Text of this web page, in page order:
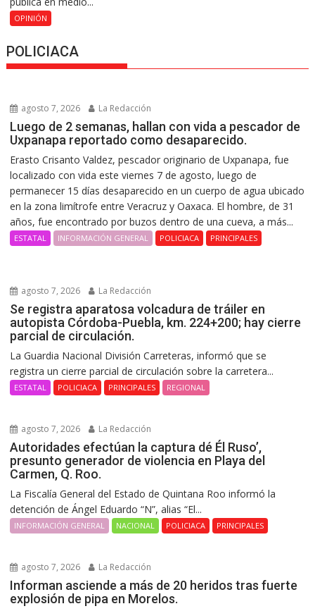
OPINIÓN
POLICIACA
agosto 7, 2026 La Redacción
Luego de 2 semanas, hallan con vida a pescador de
Uxpanapa reportado como desaparecido.
Erasto Crisanto Valdez, pescador originario de Uxpanapa, fue
localizado con vida este viernes 7 de agosto, luego de
permanecer 15 días desaparecido en un cuerpo de agua ubicado
en la zona limítrofe entre Veracruz y Oaxaca. El hombre, de 31
años, fue encontrado por buzos dentro de una cueva, a más...
ESTATAL INFORMACIÓN GENERAL POLICIACA PRINCIPALES
agosto 7, 2026 La Redacción
Se registra aparatosa volcadura de tráiler en
autopista Córdoba-Puebla, km. 224+200; hay cierre
parcial de circulación.
La Guardia Nacional División Carreteras, informó que se
registra un cierre parcial de circulación sobre la carretera...
ESTATAL POLICIACA PRINCIPALES REGIONAL
agosto 7, 2026 La Redacción
Autoridades efectúan la captura dé Él Ruso’,
presunto generador de violencia en Playa del
Carmen, Q. Roo.
La Fiscalía General del Estado de Quintana Roo informó la
detención de Ángel Eduardo “N”, alias “El...
INFORMACIÓN GENERAL NACIONAL POLICIACA PRINCIPALES
agosto 7, 2026 La Redacción
Informan asciende a más de 20 heridos tras fuerte
explosión de pipa en Morelos.